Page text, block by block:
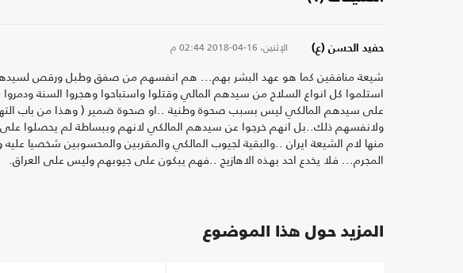
حفيد الحسن (ع) الإثنين، 16-04-2018 02:44 م
شيعة منافقين كما هو عهد البشر بهم... هم انفسهم من صفق وطبل ورقص لسيدهم
استلموا كل انواع السلاح من سيدهم المالي وقتلوا واستباحوا وهجروا السنة
على سيدهم المالكي ليس بسبب صحوة وطنية ..او صحوة ضمير ( وهذا من باب
ولانفسهم ذلك..بل انهم خرجوا عن سيدهم المالكي لانهم وببساطة لم يحصلوا
منها لام الشيعة ايران ..والبقية لجيوب المالكي والمقربين والمحسوبين شخصيا
المجرم... فلا يخدع احد بهذه الاهازيج ..فهم يبكون على جيوبهم وليس على العراق.
المزيد حول هذا الموضوع